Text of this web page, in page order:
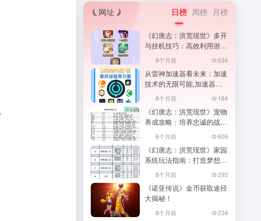
网址 日榜 周榜 月榜
《幻唐志：洪荒现世》多开
与挂机技巧：高效利用游戏
时间,高效利用游戏时间
8个月前 638
从雷神加速器看未来：加速
技术的无限可能,加速器的
魔法8个月前 184
《幻唐志：洪荒现世》宠物
养成攻略：培养忠诚的战斗
伙伴,幻唐志小伙伴图鉴最
8个月前 609
《幻唐志：洪荒现世》家园
系统玩法指南：打造梦想中
的家园,幻唐志家园积分
8个月前 295
《诺亚传说》金币获取途径
大揭秘！
8个月前 234